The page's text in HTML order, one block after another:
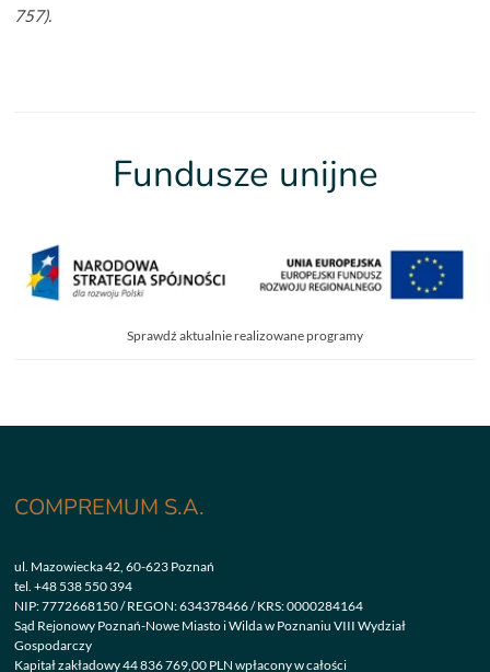
757).
Fundusze unijne
Sprawdź aktualnie realizowane programy
COMPREMUM S.A.
ul. Mazowiecka 42, 60-623 Poznań
tel.+48 538 550 394
NIP: 7772668150 / REGON: 634378466 / KRS: 0000284164
Sąd Rejonowy Poznań-Nowe Miasto i Wilda w Poznaniu VIII Wydział
Gospodarczy
Kapitał zakładowy 44 836 769,00 PLN wpłacony w całości